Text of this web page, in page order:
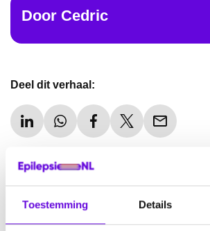
Toestemming Details
Door Cedric
Deel dit verhaal: